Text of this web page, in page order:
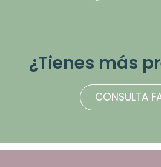
¿Tienes más
CONSULTA